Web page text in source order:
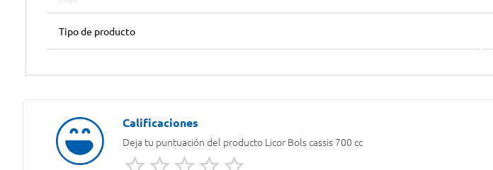
Tipo de producto
Deja tu puntuación del producto Licor Bols cassis 700 cc